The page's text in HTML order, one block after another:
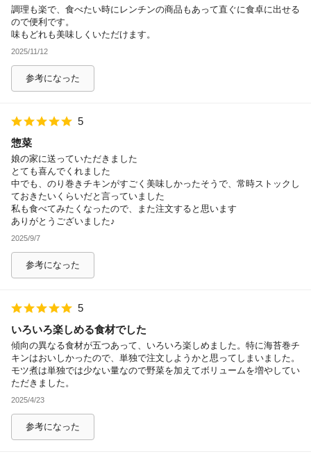
調理も楽で、食べたい時にレンチンの商品もあって直ぐに食卓に出せる
ので便利です。
味もどれも美味しくいただけます。
2025/11/12
参考になった
5
惣菜
娘の家に送っていただきました
とても喜んでくれました
中でも、のり巻きチキンがすごく美味しかったそうで、常時ストックし
ておきたいくらいだと言っていました
私も食べてみたくなったので、また注文すると思います
ありがとうございました♪
2025/9/7
参考になった
5
いろいろ楽しめる食材でした
傾向の異なる食材が五つあって、いろいろ楽しめました。特に海苔巻チ
キンはおいしかったので、単独で注文しようかと思ってしまいました。
モツ煮は単独では少ない量なので野菜を加えてボリュームを増やしてい
ただきました。
2025/4/23
参考になった